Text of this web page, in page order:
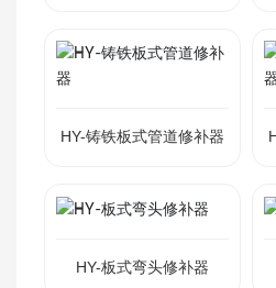
HY-铸铁板式管道修补器
HY-板式弯头修补器